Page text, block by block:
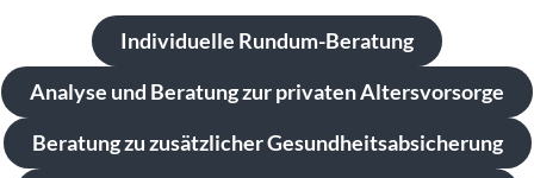
Individuelle Rundum-Beratung
Analyse und Beratung zur privaten Altersvorsorge
Beratung zu zusätzlicher Gesundheitsabsicherung